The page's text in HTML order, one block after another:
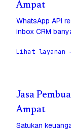
Ampat
WhatsApp API
inbox CRM
Lihat layanan
Jasa
Ampat
Satukan